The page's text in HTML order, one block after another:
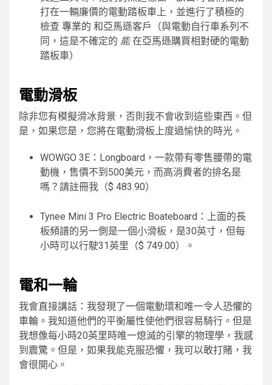
打在一輛廉價的電動踏板車上，並進行了積極的
檢查 專業的 和亞馬遜客戶（與電動自行車系列不
同，這是不確定的 能在亞馬遜購買相對硬的電動
踏板車）
電動滑板
除非您有模擬滑冰背景，否則我不會收到這些東西。但
是，如果您是，您將在電動滑板上度過愉快的時光。
WOWGO 3E：Longboard，一款帶有零售腰帶的電
動機，售價不到500美元，而高消費者的排名是
嗎？請註冊我（$ 483.90）
Tynee Mini 3 Pro Electric Boateboard：上面的長
板頻譜的另一側是一個小滑板，是30英寸，但每
小時可以行駛31英里（$ 749.00）。
電和一輪
我會直接講話：我發現了一個電動環和唯一令人恐懼的
車輪。我知道他們的平衡屬性使他們很容易騎行。但是
我想像每小時20英里時唯一熄滅的引擎的物理學，我感
到震驚。但是，如果我能克服恐懼，我可以敢打賭，我
會很開心。